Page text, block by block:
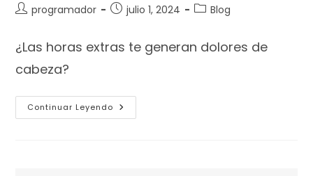
programador julio 1, 2024 Blog
¿Las horas extras te generan dolores de
cabeza?
Continuar Leyendo